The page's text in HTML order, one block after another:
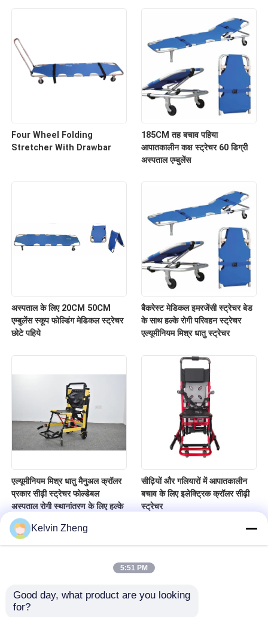
Four Wheel Folding
Stretcher With Drawbar
185CM तह बचाव पहिया
आपातकालीन कक्ष स्ट्रेचर 60 डिग्री
अस्पताल एम्बुलेंस
अस्पताल के लिए 20CM 50CM
एम्बुलेंस स्कूप फोल्डिंग मेडिकल स्ट्रेचर
छोटे पहिये
बैकरेस्ट मेडिकल इमरजेंसी स्ट्रेचर बेड
के साथ हल्के रोगी परिवहन स्ट्रेचर
एल्यूमीनियम मिश्र धातु स्ट्रेचर
एल्यूमीनियम मिश्र धातु मैनुअल क्रॉलर
प्रकार सीढ़ी स्ट्रेचर फोल्डेबल
अस्पताल रोगी स्थानांतरण के लिए हल्के
सीढ़ियों और गलियारों में आपातकालीन
बचाव के लिए इलेक्ट्रिक क्रॉलर सीढ़ी
स्ट्रेचर
Kelvin Zheng
5:51 PM
Good day, what product are you looking
for?